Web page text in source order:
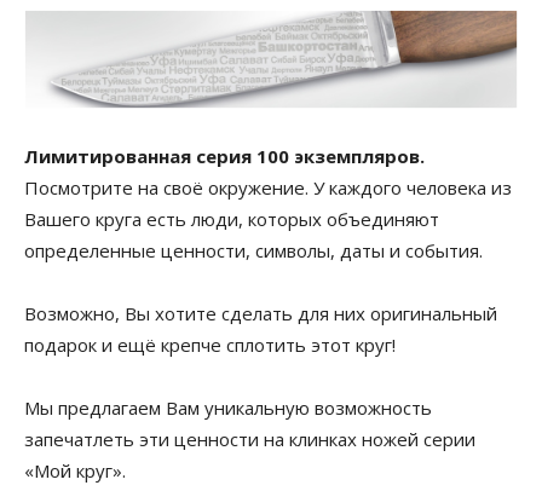
Лимитированная серия 100 экземпляров.
Посмотрите на своё окружение. У каждого человека из
Вашего круга есть люди, которых объединяют
определенные ценности, символы, даты и события.
Возможно, Вы хотите сделать для них оригинальный
подарок и ещё крепче сплотить этот круг!
Мы предлагаем Вам уникальную возможность
запечатлеть эти ценности на клинках ножей серии
«Мой круг».